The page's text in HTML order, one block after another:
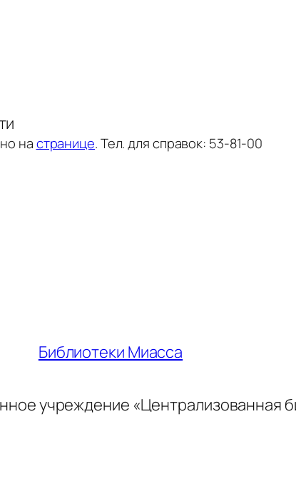
на странице. Тел. для справок: 53-81-00
Библиотеки Миасса
учреждение «Централизованная